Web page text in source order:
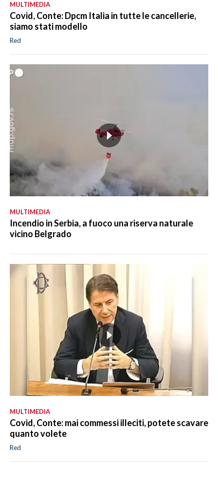
MULTIMEDIA
Covid, Conte: Dpcm Italia in tutte le cancellerie,
siamo stati modello
Red
MULTIMEDIA
Incendio in Serbia, a fuoco una riserva naturale
vicino Belgrado
MULTIMEDIA
Covid, Conte: mai commessi illeciti, potete scavare
quanto volete
Red